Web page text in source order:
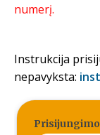
numerį.
Instrukcija
nepavyksta: